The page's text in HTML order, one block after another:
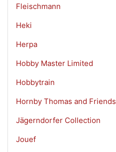
Fleischmann
Heki
Herpa
Hobby Master Limited
Hobbytrain
Hornby Thomas and Friends
Jägerndorfer Collection
Jouef